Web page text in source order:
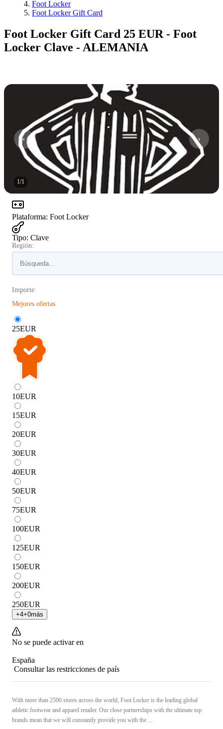
Foot Locker
Foot Locker Gift Card
Foot Locker Gift Card 25 EUR - Foot
Locker Clave - ALEMANIA
1/1
Plataforma: Foot Locker
Tipo: Clave
Región:
Importe:
Mejores ofertas
25EUR
10EUR
15EUR
20EUR
30EUR
40EUR
50EUR
75EUR
100EUR
125EUR
150EUR
200EUR
250EUR
+4+0más
No se puede activar en
España
Consultar las restricciones de país
With more than 2500 stores across the world, Foot Locker is the leading global
athletic footwear and apparel retailer. Our close partnerships with the ultimate top
brands mean that we will constantly provide you with the ...